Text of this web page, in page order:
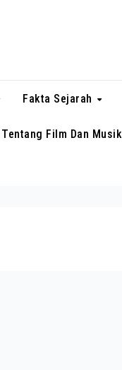
Fakta Sejarah
Film Dan Musik